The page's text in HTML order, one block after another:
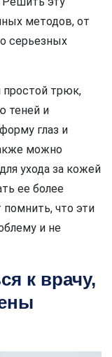
методов, от
серьезных
простой трюк,
теней и
глаз и
можно
ухода за кожей
ее более
помнить, что эти
и не
к врачу,